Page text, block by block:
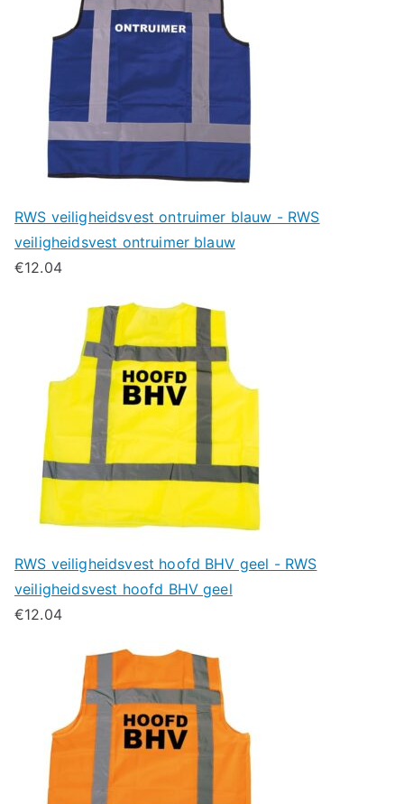
RWS veiligheidsvest ontruimer blauw - RWS
veiligheidsvest ontruimer blauw
€12.04
RWS veiligheidsvest hoofd BHV geel - RWS
veiligheidsvest hoofd BHV geel
€12.04